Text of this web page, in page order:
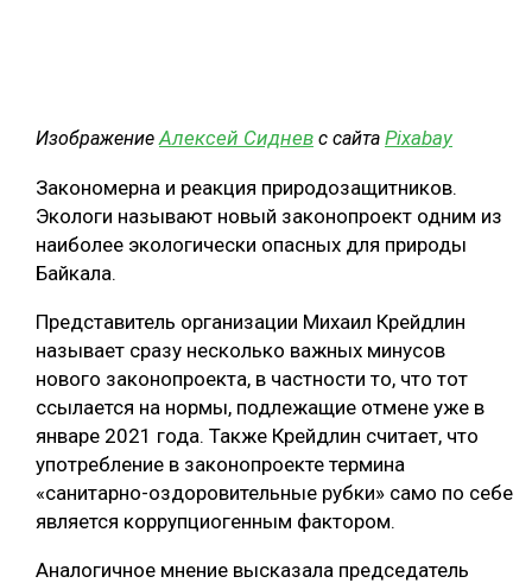
ИзображениеАлексей Сиднев с сайта Pixabay
Закономерна и реакция природозащитников.
Экологи называют новый законопроект одним из
наиболее экологически опасных для природы
Байкала.
Представитель организации Михаил Крейдлин
называет сразу несколько важных минусов
нового законопроекта, в частности то, что тот
ссылается на нормы, подлежащие отмене уже в
январе 2021 года. Также Крейдлин считает, что
употребление в законопроекте термина
«санитарно-оздоровительные рубки» само по себе
является коррупциогенным фактором.
Аналогичное мнение высказала председатель